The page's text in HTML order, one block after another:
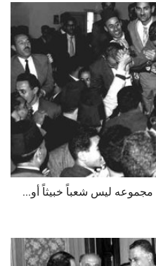
ليس شعباً خبيثاً أو...